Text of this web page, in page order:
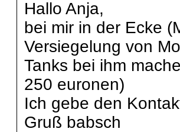
Hallo Anja,
bei mir in der Ecke
Versiegelung von
Tanks bei ihm
250 euronen)
Ich gebe den
Gruß babsch